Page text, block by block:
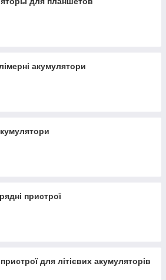
акумулятори
пристрої
для літієвих акумуляторів